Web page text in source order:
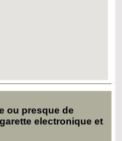
ou presque de
electronique et